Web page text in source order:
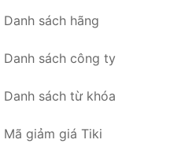
Danh sách hãng
Danh sách công ty
Danh sách từ khóa
Mã giảm giá Tiki